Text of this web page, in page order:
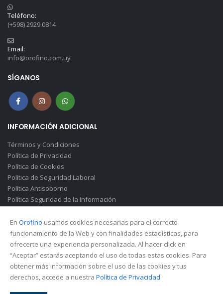
Teléfono:
(+598) 2929.0814
Email:
info@orofino.com.uy
SÍGANOS
INFORMACIÓN ADICIONAL
Términos y Condiciones
Política de Privacidad
Política de Cookies
Política de Seguridad Laboral
Política Antisoborno
Política Seguridad de la Información
En Orofino usamos cookies necesarias para el correcto
funcionamiento de la Web y con finalidades estadísticas, para
ofrecerte una experiencia personalizada. Al hacer click en
“Aceptar” estarás aceptando el uso de todas estas cookies. Para
obtener más información sobre el uso de las cookies y tus
derechos, accede a nuestra Política de Privacidad